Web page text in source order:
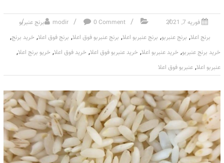
فوریه 7, 2021 modir 0 Comment
برنج عنبربو
برنج اعلا, برنج عنبربو, برنج عنبربو اعلا, برنج عنبربو فوق اعلا, برنج فوق اعلا, خرید برنج,
خرید برنج عنبربو, خرید عنبربو اعلا, خرید عنبربو فوق اعلا, خرید فوق اعلا, خریو برنج اعلا,
عنبربو اعلا, عنبربو فوق اعلا